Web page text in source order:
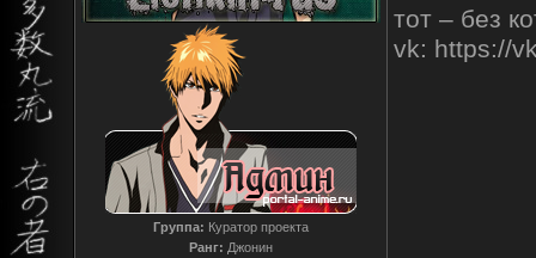
Группа: Куратор проекта
Ранг: Джонин
тот – без
vk: https://